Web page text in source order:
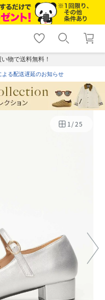
shopping_cart lock_outline
ログイン
物で送料無料！
る配送遅延のお知らせ
1/25